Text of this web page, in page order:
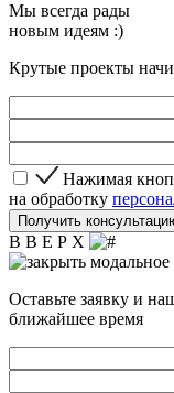
Мы всегда рады
новым идеям :)
Крутые проекты
Нажимая
Нажимая
на обработку
Получить
В В Е Р Х
Оставьте заявку и
ближайшее время